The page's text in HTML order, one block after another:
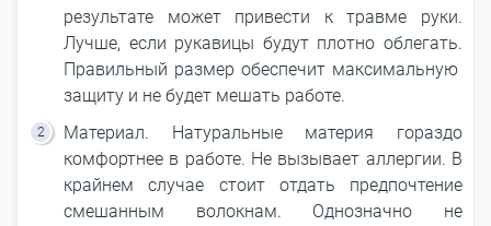
результате может привести к травме руки.
Лучше, если рукавицы будут плотно облегать.
Правильный размер обеспечит максимальную
защиту и не будет мешать работе.
Материал. Натуральные материя гораздо
комфортнее в работе. Не вызывает аллергии. В
крайнем случае стоит отдать предпочтение
смешанным волокнам. Однозначно не